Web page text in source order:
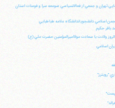
تهران و جمعي از فعالانسياسي صومعه سرا و فومنات استان